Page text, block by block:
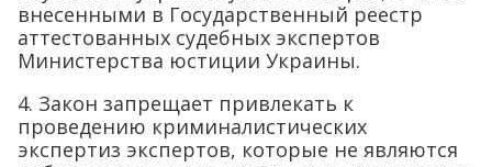
внесенными в Государственный реестр
аттестованных судебных экспертов
Министерства юстиции Украины.
4. Закон запрещает привлекать к
проведению криминалистических
экспертиз экспертов, которые не являются